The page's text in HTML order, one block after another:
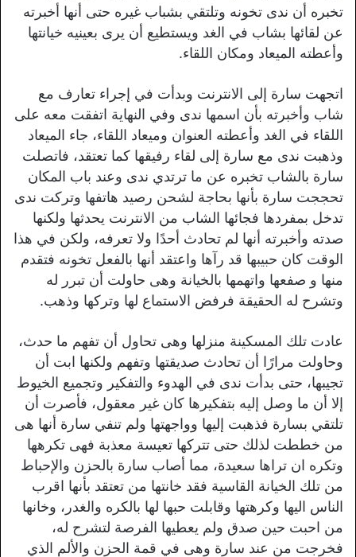
تخبره أن ندى تخونه وتلتقي بشباب غيره حتى أنها أخبرته
عن لقائها بشاب في الغد ويستطيع أن يرى بعينيه خيانتها
وأعطته الميعاد ومكان اللقاء.
اتجهت سارة إلى الانترنت وبدأت في إجراء تعارف مع
شاب وأخبرته بأن اسمها ندى وفي النهاية اتفقت معه على
اللقاء في الغد وأعطته العنوان وميعاد اللقاء، جاء الميعاد
وذهبت ندى مع سارة إلى لقاء رفيقها كما تعتقد، فاتصلت
سارة بالشاب تخبره عن ما ترتدي ندى وعند باب المكان
تحججت سارة بأنها بحاجة لشحن رصيد هاتفها وتركت ندى
تدخل بمفردها فجائها الشاب من الانترنت يحدثها ولكنها
صدته وأخبرته أنها لم تحادث أحدًا ولا تعرفه، ولكن في هذا
الوقت كان حبيبها قد رآها واعتقد أنها بالفعل تخونه فتقدم
منها و صفعها واتهمها بالخيانة وهى حاولت أن تبرر له
وتشرح له الحقيقة فرفض الاستماع لها وتركها وذهب.
عادت تلك المسكينة منزلها وهى تحاول أن تفهم ما حدث،
وحاولت مرارًا أن تحادث صديقتها وتفهم ولكنها ابت أن
تجيبها، حتى بدأت ندى في الهدوء والتفكير وتجميع الخيوط
إلا أن ما وصل إليه بتفكيرها كان غير معقول، فأصرت أن
تلتقي بسارة فذهبت إليها وواجهتها ولم تنفي سارة أنها هى
من خططت لذلك حتى تتركها تعيسة معذبة فهى تكرهها
وتكره ان تراها سعيدة، مما أصاب سارة بالحزن والإحباط
من تلك الخيانة القاسية فقد خانتها من تعتقد بأنها اقرب
الناس اليها وكرهتها وقابلت حبها لها بالكره والغدر، وخانها
من احبت حين صدق ولم يعطيها الفرصة لتشرح له،
فخرجت من عند سارة وهى في قمة الحزن والألم الذي